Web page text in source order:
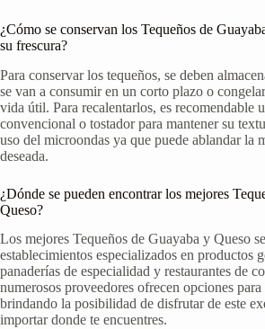
¿Cómo se conservan los Tequeños de
su frescura?
Para conservar los tequeños, se deben
se van a consumir en un corto plazo o
vida útil. Para recalentarlos, es recomendable
convencional o tostador para mantener su
uso del microondas ya que puede ablandar la
deseada.
¿Dónde se pueden encontrar los mejores
Queso?
Los mejores Tequeños de Guayaba y Queso
establecimientos especializados en productos
panaderías de especialidad y restaurantes de
numerosos proveedores ofrecen opciones
brindando la posibilidad de disfrutar de este
importar donde te encuentres.